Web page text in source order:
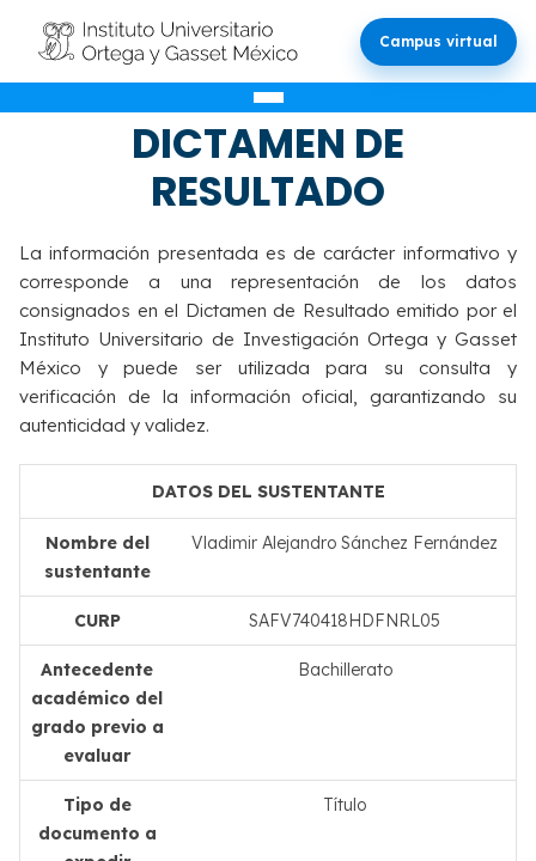
Campus virtual
VALIDACIÓN DEL
DICTAMEN DE
RESULTADO
La información presentada es de carácter informativo y
corresponde a una representación de los datos
consignados en el Dictamen de Resultado emitido por el
Instituto Universitario de Investigación Ortega y Gasset
México y puede ser utilizada para su consulta y
verificación de la información oficial, garantizando su
autenticidad y validez.
DATOS DEL SUSTENTANTE
Nombre del
sustentante
Vladimir Alejandro Sánchez Fernández
CURP SAFV740418HDFNRL05
Antecedente
académico del
grado previo a
evaluar
Bachillerato
Tipo de
documento a
Título